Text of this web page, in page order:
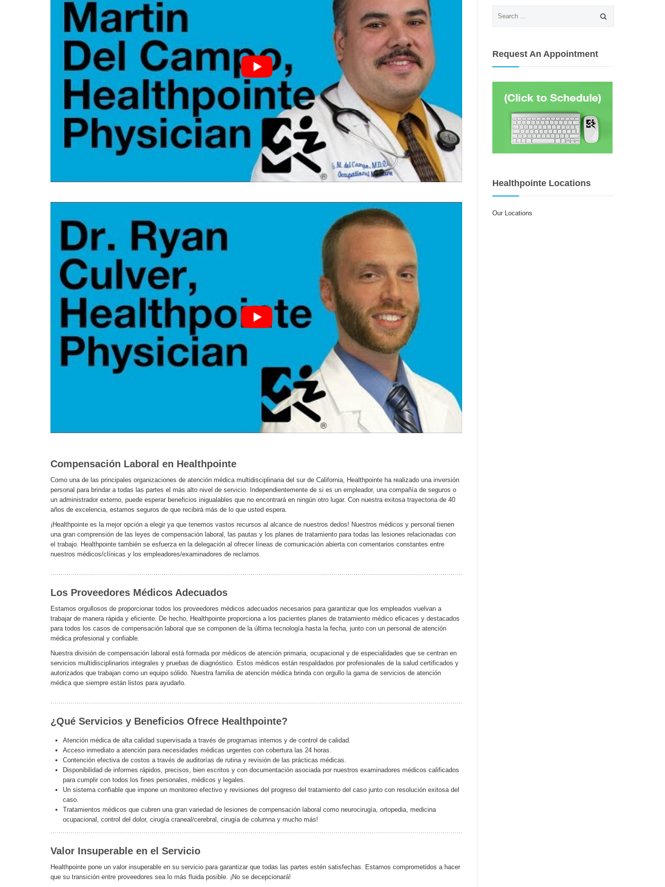
Compensación Laboral en Healthpointe
Como una de las principales organizaciones de atención médica multidisciplinaria del sur de California, Healthpointe ha realizado una inversión
personal para brindar a todas las partes el más alto nivel de servicio. Independientemente de si es un empleador, una compañía de seguros o
un administrador externo, puede esperar beneficios inigualables que no encontrará en ningún otro lugar. Con nuestra exitosa trayectoria de 40
años de excelencia, estamos seguros de que recibirá más de lo que usted espera.
¡Healthpointe es la mejor opción a elegir ya que tenemos vastos recursos al alcance de nuestros dedos! Nuestros médicos y personal tienen
una gran comprensión de las leyes de compensación laboral, las pautas y los planes de tratamiento para todas las lesiones relacionadas con
el trabajo. Healthpointe también se esfuerza en la delegación al ofrecer líneas de comunicación abierta con comentarios constantes entre
nuestros médicos/clínicas y los empleadores/examinadores de reclamos.
Los Proveedores Médicos Adecuados
Estamos orgullosos de proporcionar todos los proveedores médicos adecuados necesarios para garantizar que los empleados vuelvan a
trabajar de manera rápida y eficiente. De hecho, Healthpointe proporciona a los pacientes planes de tratamiento médico eficaces y destacados
para todos los casos de compensación laboral que se componen de la última tecnología hasta la fecha, junto con un personal de atención
médica profesional y confiable.
Nuestra división de compensación laboral está formada por médicos de atención primaria, ocupacional y de especialidades que se centran en
servicios multidisciplinarios integrales y pruebas de diagnóstico. Estos médicos están respaldados por profesionales de la salud certificados y
autorizados que trabajan como un equipo sólido. Nuestra familia de atención médica brinda con orgullo la gama de servicios de atención
médica que siempre están listos para ayudarlo.
¿Qué Servicios y Beneficios Ofrece Healthpointe?
Atención médica de alta calidad supervisada a través de programas internos y de control de calidad.
Acceso inmediato a atención para necesidades médicas urgentes con cobertura las 24 horas.
Contención efectiva de costos a través de auditorías de rutina y revisión de las prácticas médicas.
Disponibilidad de informes rápidos, precisos, bien escritos y con documentación asociada por nuestros examinadores médicos calificados
para cumplir con todos los fines personales, médicos y legales.
Un sistema confiable que impone un monitoreo efectivo y revisiones del progreso del tratamiento del caso junto con resolución exitosa del
caso.
Tratamientos médicos que cubren una gran variedad de lesiones de compensación laboral como neurocirugía, ortopedia, medicina
ocupacional, control del dolor, cirugía craneal/cerebral, cirugía de columna y mucho más!
Valor Insuperable en el Servicio
Healthpointe pone un valor insuperable en su servicio para garantizar que todas las partes estén satisfechas. Estamos comprometidos a hacer
que su transición entre proveedores sea lo más fluida posible. ¡No se decepcionará!
for:
Request An Appointment
Healthpointe Locations
Our Locations